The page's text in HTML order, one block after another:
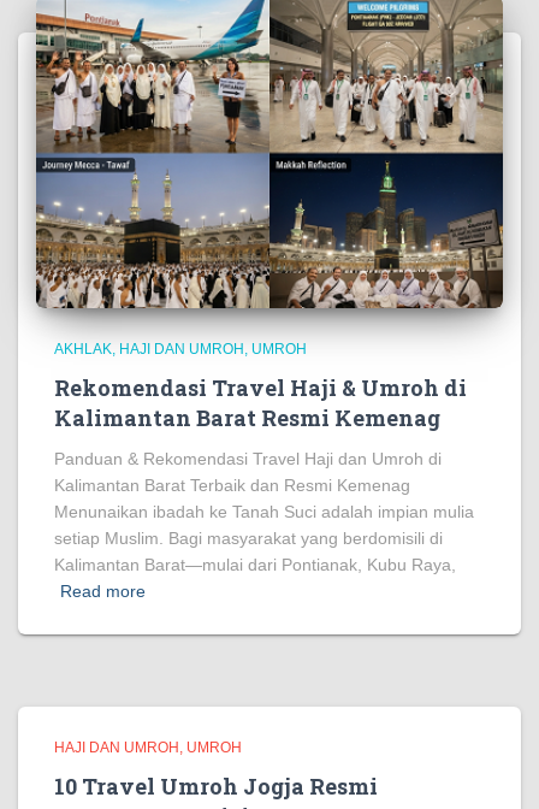
AKHLAK HAJI DAN UMROH UMROH
Rekomendasi Travel Haji & Umroh di
Kalimantan Barat Resmi Kemenag
Panduan & Rekomendasi Travel Haji dan Umroh di
Kalimantan Barat Terbaik dan Resmi Kemenag
Menunaikan ibadah ke Tanah Suci adalah impian mulia
setiap Muslim. Bagi masyarakat yang berdomisili di
Kalimantan Barat—mulai dari Pontianak, Kubu Raya,
Read more
HAJI DAN UMROH UMROH
10 Travel Umroh Jogja Resmi